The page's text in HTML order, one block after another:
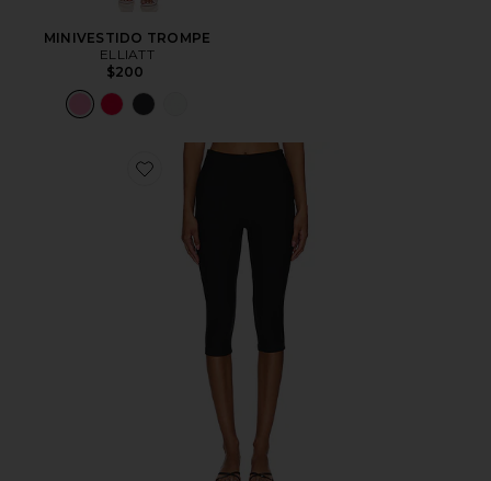
MINIVESTIDO TROMPE
ELLIATT
$200
Favorite Chaya Capri